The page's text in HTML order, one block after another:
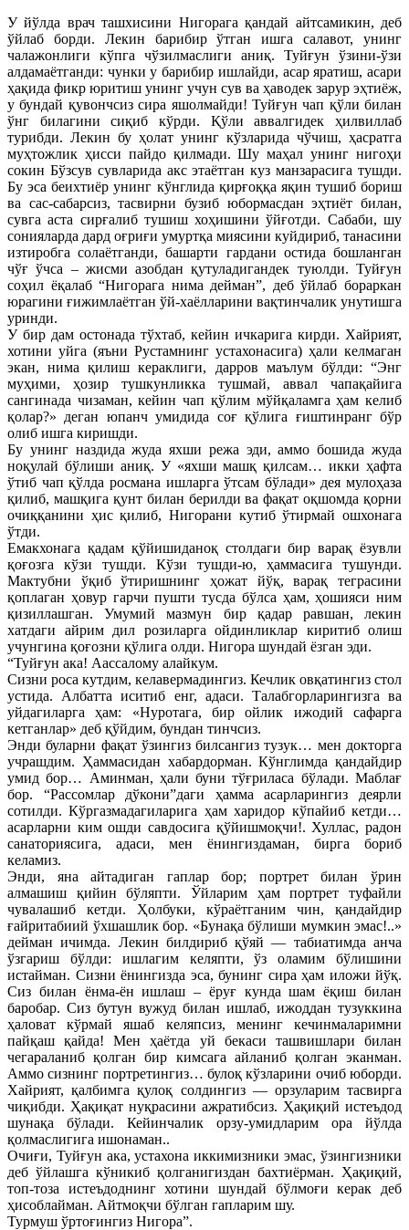
У йўлда врач ташхисини Нигорага қандай айтсамикин, деб
ўйлаб борди. Лекин барибир ўтган ишга салавот, унинг
чалажонлиги кўпга чўзилмаслиги аниқ. Туйғун ўзини-ўзи
алдамаётганди: чунки у барибир ишлайди, асар яратиш, асари
ҳақида фикр юритиш унинг учун сув ва ҳаводек зарур эҳтиёж,
у бундай қувончсиз сира яшолмайди! Туйғун чап қўли билан
ўнг билагини сиқиб кўрди. Қўли аввалгидек ҳилвиллаб
турибди. Лекин бу ҳолат унинг кўзларида чўчиш, ҳасратга
муҳтожлик ҳисси пайдо қилмади. Шу маҳал унинг нигоҳи
сокин Бўзсув сувларида акс этаётган куз манзарасига тушди.
Бу эса беихтиёр унинг кўнглида қирғоққа яқин тушиб бориш
ва сас-сабарсиз, тасвирни бузиб юбормасдан эҳтиёт билан,
сувга аста сирғалиб тушиш хоҳишини ўйғотди. Сабаби, шу
сонияларда дард оғриғи умуртқа миясини куйдириб, танасини
изтиробга солаётганди, башарти гардани остида бошланган
чўғ ўчса – жисми азобдан қутуладигандек туюлди. Туйғун
соҳил ёқалаб “Нигорага нима дейман”, деб ўйлаб бораркан
юрагини ғижимлаётган ўй-хаёлларини вақтинчалик унутишга
уринди.
У бир дам остонада тўхтаб, кейин ичкарига кирди. Хайрият,
хотини уйга (яъни Рустамнинг устахонасига) ҳали келмаган
экан, нима қилиш кераклиги, дарров маълум бўлди: “Энг
муҳими, ҳозир тушкунликка тушмай, аввал чапақайига
сангинада чизаман, кейин чап қўлим мўйқаламга ҳам келиб
қолар?» деган юпанч умидида соғ қўлига ғиштинранг бўр
олиб ишга киришди.
Бу унинг наздида жуда яхши режа эди, аммо бошида жуда
ноқулай бўлиши аниқ. У «яхши машқ қилсам… икки ҳафта
ўтиб чап қўлда росмана ишларга ўтсам бўлади» дея мулоҳаза
қилиб, машқига қунт билан берилди ва фақат оқшомда қорни
очиққанини ҳис қилиб, Нигорани кутиб ўтирмай ошхонага
ўтди.
Емакхонага қадам қўйишиданоқ столдаги бир варақ ёзувли
қоғозга кўзи тушди. Кўзи тушди-ю, ҳаммасига тушунди.
Мактубни ўқиб ўтиришнинг ҳожат йўқ, варақ теграсини
қоплаган ҳовур гарчи пушти тусда бўлса ҳам, ҳошияси ним
қизиллашган. Умумий мазмун бир қадар равшан, лекин
хатдаги айрим дил розиларга ойдинликлар киритиб олиш
учунгина қоғозни қўлига олди. Нигора шундай ёзган эди.
“Туйғун ака! Аассалому алайкум.
Сизни роса кутдим, келавермадингиз. Кечлик овқатингиз стол
устида. Албатта иситиб енг, адаси. Талабгорларингизга ва
уйдагиларга ҳам: «Нуротага, бир ойлик ижодий сафарга
кетганлар» деб қўйдим, бундан тинчсиз.
Энди буларни фақат ўзингиз билсангиз тузук… мен докторга
учрашдим. Ҳаммасидан хабардорман. Кўнглимда қандайдир
умид бор… Аминман, ҳали буни тўғриласа бўлади. Маблағ
бор. “Рассомлар дўкони”даги ҳамма асарларингиз деярли
сотилди. Кўргазмадагиларига ҳам харидор кўпайиб кетди…
асарларни ким ошди савдосига қўйишмоқчи!. Хуллас, радон
санаториясига, адаси, мен ёнингиздаман, бирга бориб
келамиз.
Энди, яна айтадиган гаплар бор; портрет билан ўрин
алмашиш қийин бўляпти. Ўйларим ҳам портрет туфайли
чувалашиб кетди. Ҳолбуки, кўраётганим чин, қандайдир
ғайритабиий ўхшашлик бор. «Бунақа бўлиши мумкин эмас!..»
дейман ичимда. Лекин билдириб қўяй — табиатимда анча
ўзгариш бўлди: ишлагим келяпти, ўз оламим бўлишини
истайман. Сизни ёнингизда эса, бунинг сира ҳам иложи йўқ.
Сиз билан ёнма-ён ишлаш – ёруғ кунда шам ёқиш билан
баробар. Сиз бутун вужуд билан ишлаб, ижоддан тузуккина
ҳаловат кўрмай яшаб келяпсиз, менинг кечинмаларимни
пайқаш қайда! Мен ҳаётда уй бекаси ташвишлари билан
чегараланиб қолган бир кимсага айланиб қолган эканман.
Аммо сизнинг портретингиз… булоқ кўзларини очиб юборди.
Хайрият, қалбимга қулоқ солдингиз — орзуларим тасвирга
чиқибди. Ҳақиқат нуқрасини ажратибсиз. Ҳақиқий истеъдод
шунақа бўлади. Кейинчалик орзу-умидларим ора йўлда
қолмаслигига ишонаман..
Очиғи, Туйғун ака, устахона иккимизники эмас, ўзингизники
деб ўйлашга кўникиб қолганигиздан бахтиёрман. Ҳақиқий,
топ-тоза истеъдоднинг хотини шундай бўлмоғи керак деб
ҳисоблайман. Айтмоқчи бўлган гапларим шу.
Турмуш ўртоғингиз Нигора”.